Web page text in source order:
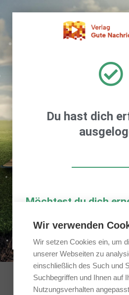
Du hast dich
Möchtest du dich
Weiter zum
Impressum Datenschutzerklärung
Wir verwenden
Wir setzen Cookies ein, um
unserer Webseiten zu
einschließlich des Such und
Suchbegriffen und Ihnen auf
Nutzungsverhalten